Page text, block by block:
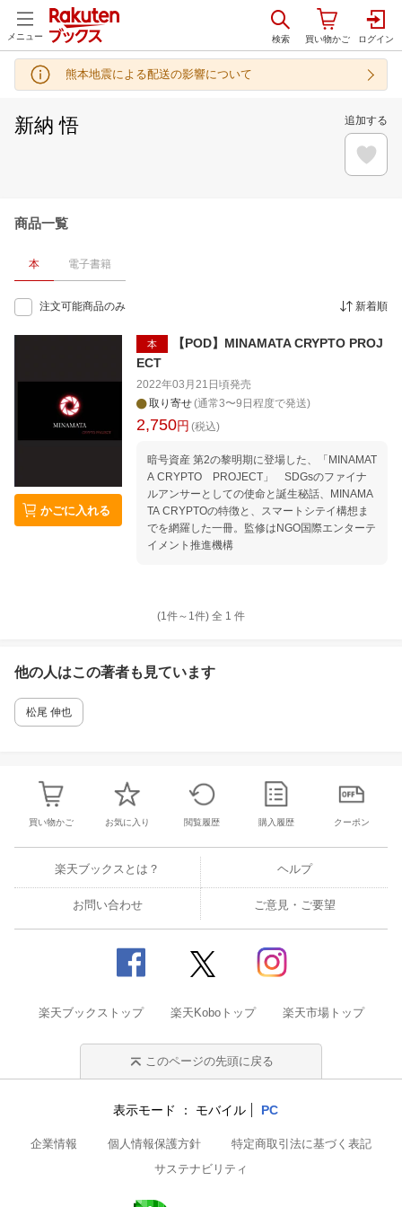
メニュー
熊本地震による配送の影響について
新納 悟 追加する
商品一覧
本 電子書籍
注文可能商品のみ 新着順
かごに入れる
本
【POD】MINAMATA CRYPTO PROJ
ECT
2022年03月21日頃発売
取り寄せ(通常3〜9日程度で発送)
2,750円 (税込)
暗号資産 第2の黎明期に登場した、「MINAMAT
A CRYPTO PROJECT」 SDGsのファイナ
ルアンサーとしての使命と誕生秘話、MINAMA
TA CRYPTOの特徴と、スマートシテイ構想ま
でを網羅した一冊。監修はNGO国際エンターテ
イメント推進機構
(1件～ 1件) 全 1 件
他の人はこの著者も見ています
松尾 伸也
買い物かご お気に入り 閲覧履歴 購入履歴 クーポン
楽天ブックスとは？ ヘルプ
お問い合わせ ご意見・ご要望
楽天ブックストップ 楽天Koboトップ 楽天市場トップ
このページの先頭に戻る
表示モード モバイル PC
企業情報 個人情報保護方針
特定商取引法に基づく表記
サステナビリティ